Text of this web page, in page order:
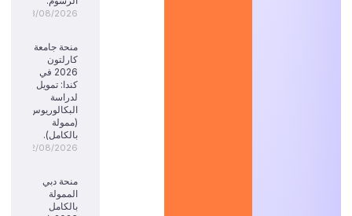
03/08/2026
منحة جامعة
كارلتون
2026 في
كندا: تمويل
لدراسة
البكالوريوس
(ممولة
بالكامل).
02/08/2026
منحة دبي
الممولة
بالكامل